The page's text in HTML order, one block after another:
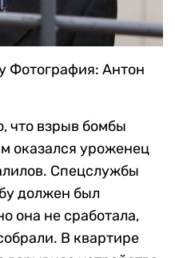
Фотография: Антон
что взрыв бомбы
оказался уроженец
Спецслужбы
должен был
она не сработала,
В квартире